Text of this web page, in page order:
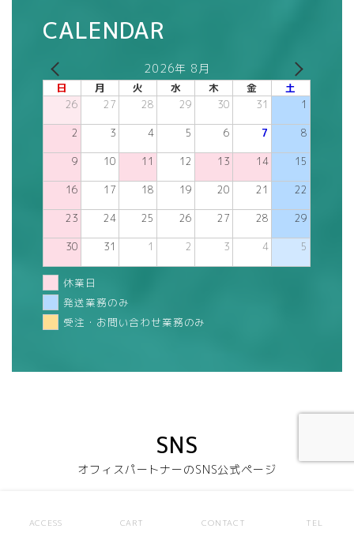
CALENDAR
2026年 8月
日 月 火 水 木 金 土
26 27 28 29 30 31 1
2 3 4 5 6 7 8
9 10 11 12 13 14 15
16 17 18 19 20 21 22
23 24 25 26 27 28 29
30 31 1 2 3 4 5
休業日
発送業務のみ
受注・お問い合わせ業務のみ
SNS
オフィスパートナーのSNS公式ページ
ACCESS CART CONTACT TEL